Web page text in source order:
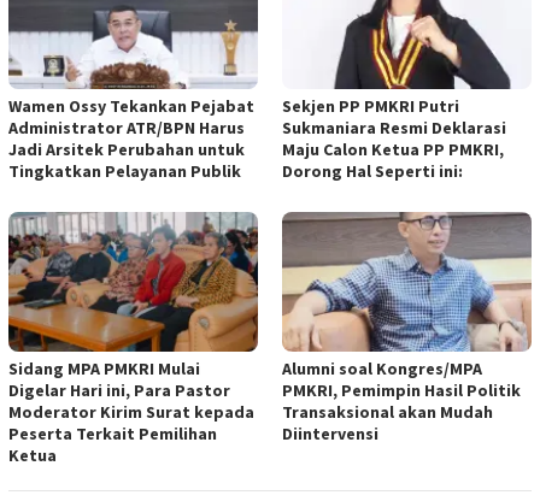
Wamen Ossy Tekankan Pejabat
Administrator ATR/BPN Harus
Jadi Arsitek Perubahan untuk
Tingkatkan Pelayanan Publik
Sekjen PP PMKRI Putri
Sukmaniara Resmi Deklarasi
Maju Calon Ketua PP PMKRI,
Dorong Hal Seperti ini:
Sidang MPA PMKRI Mulai
Digelar Hari ini, Para Pastor
Moderator Kirim Surat kepada
Peserta Terkait Pemilihan
Ketua
Alumni soal Kongres/MPA
PMKRI, Pemimpin Hasil Politik
Transaksional akan Mudah
Diintervensi